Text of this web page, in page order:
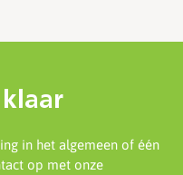
in het algemeen of één
op met onze